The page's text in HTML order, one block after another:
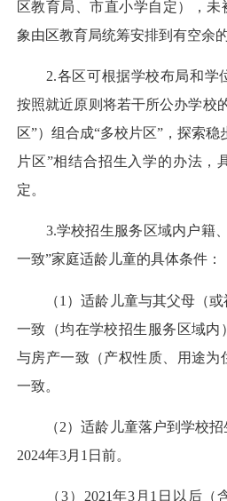
区教育局、市直小学自定），未
象由区教育局统筹安排到有空余
2.各区可根据学校布局和学
按照就近原则将若干所公办学校
区”）组合成“多校片区”，探索稳
片区”相结合招生入学的办法，
定。
3.学校招生服务区域内户籍、
一致”家庭适龄儿童的具体条件：
（1）适龄儿童与其父母（或
一致（均在学校招生服务区域内
与房产一致（产权性质、用途为
一致。
（2）适龄儿童落户到学校招
2024年3月1日前。
（3）2021年3月1日以后（